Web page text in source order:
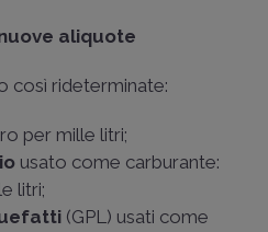
aliquote
così rideterminate:
per mille litri;
usato come carburante:
litri;
(GPL) usati come